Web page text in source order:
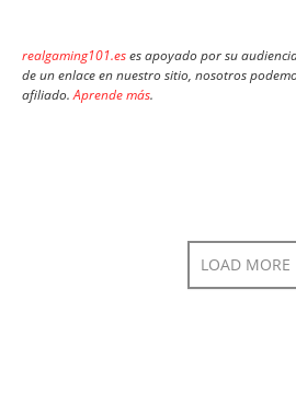
realgaming101.eses apoyado por su
de un enlace en nuestro sitio, nosotros
afiliado.Aprende más.
LOAD MORE